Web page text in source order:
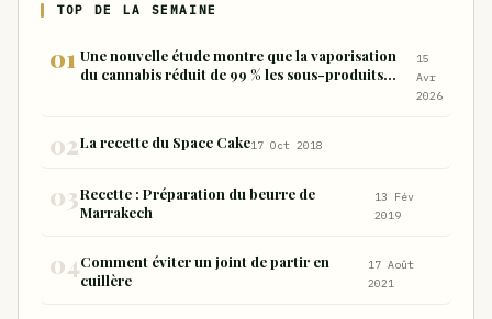
TOP DE LA SEMAINE
Une nouvelle étude montre que la vaporisation
du cannabis réduit de 99 % les sous-produits
15
Avr
2026
La recette du Space Cake17 Oct 2018
Recette : Préparation du beurre de
Marrakech
13 Fév
2019
Comment éviter un joint de partir en
cuillère
17 Août
2021